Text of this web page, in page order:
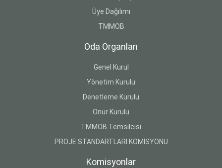
Üye Dağılımı
TMMOB
Oda Organları
Genel Kurul
Yönetim Kurulu
Denetleme Kurulu
Onur Kurulu
TMMOB Temsilcisi
PROJE STANDARTLARI KOMİSYONU
Komisyonlar